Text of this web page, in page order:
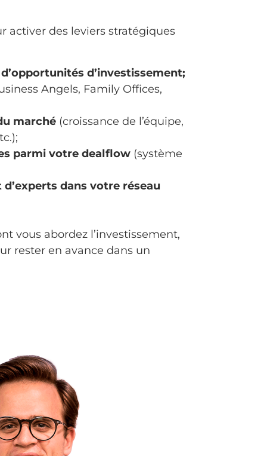
activer des leviers stratégiques
d’investissement;
Angels, Family Offices,
marché (croissance de l’équipe,
parmi votre dealflow (système
dans votre réseau
vous abordez l’investissement,
rester en avance dans un